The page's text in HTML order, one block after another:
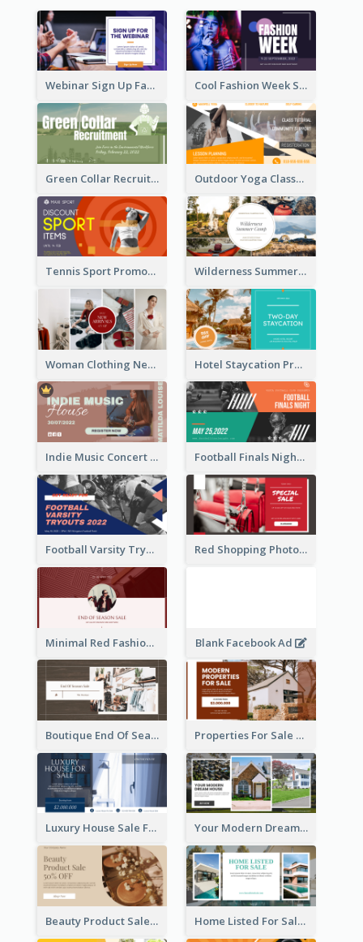
Webinar Sign Up Facebook Ad Cool Fashion Week Sale Facebook Ad
Green Collar Recruit Facebook Ad Outdoor Yoga Classes Facebook Ad
Tennis Sport Promote Facebook Ad Wilderness Summer Camp Facebook Post
Woman Clothing New Arrivals Facebook Ad Hotel Staycation Promotion Facebook Ad
Indie Music Concert Facebook Ad Football Finals Night Watching Facebook Ad
Football Varsity Tryouts Sports Facebook Ad Red Shopping Photo Special Sale Facebook Ad
Minimal Red Fashion Photo Sale Facebook Ad Blank Facebook Ad
Boutique End Of Season Sale Facebook Ad Properties For Sale Facebook Ad
Luxury House Sale Facebook Ad Your Modern Dream House Facebook Ad
Beauty Product Sale Facebook Ad Home Listed For Sale Facebook Ad